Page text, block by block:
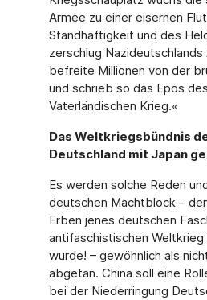
Armee zu einer eisernen
Standhaftigkeit und des
zerschlug
befreite Millionen von der
und schrieb so das Epos
Vaterländischen Krieg.«
Das Weltkriegsbündnis
Deutschland mit Japan
Es werden solche Reden
deutschen Machtblock –
Erben jenes deutschen
antifaschistischen Weltkrieg
wurde! – gewöhnlich als
abgetan. China soll eine
bei der Niederringung